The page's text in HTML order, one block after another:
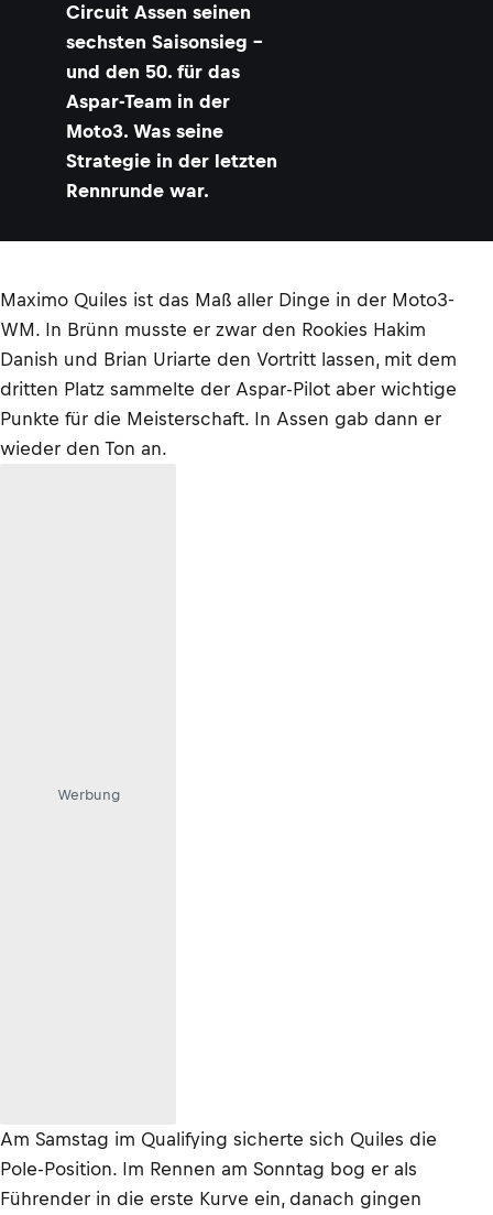
Circuit Assen seinen
sechsten Saisonsieg –
und den 50. für das
Aspar-Team in der
Moto3. Was seine
Strategie in der letzten
Rennrunde war.
Maximo Quiles ist das Maß aller Dinge in der Moto3-
WM. In Brünn musste er zwar den Rookies Hakim
Danish und Brian Uriarte den Vortritt lassen, mit dem
dritten Platz sammelte der Aspar-Pilot aber wichtige
Punkte für die Meisterschaft. In Assen gab dann er
wieder den Ton an.
Werbung
Am Samstag im Qualifying sicherte sich Quiles die
Pole-Position. Im Rennen am Sonntag bog er als
Führender in die erste Kurve ein, danach gingen